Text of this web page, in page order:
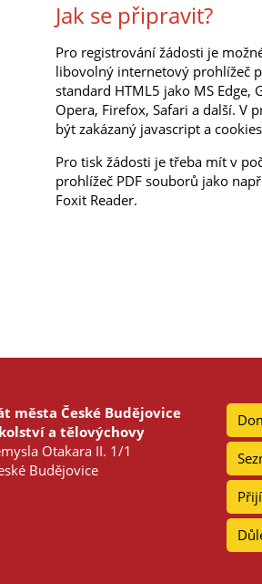
Jak se připravit?
Pro registrování žádosti je
libovolný internetový prohlížeč
standard HTML5 jako MS Edge,
Opera, Firefox, Safari a další. V
být zakázaný javascript a
Pro tisk žádosti je třeba mít v
prohlížeč PDF souborů jako
Foxit Reader.
města České Budějovice
a tělovýchovy
Otakara II. 1/1
Budějovice